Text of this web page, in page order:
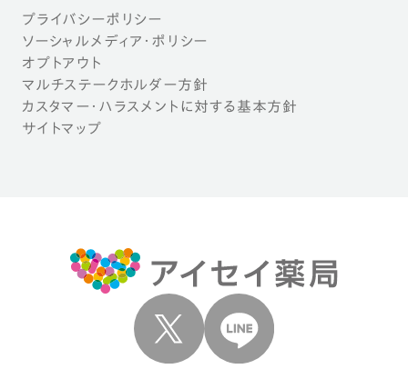
プライバシーポリシー
ソーシャルメディア・ポリシー
オプトアウト
マルチステークホルダー方針
カスタマー・ハラスメントに対する基本方針
サイトマップ